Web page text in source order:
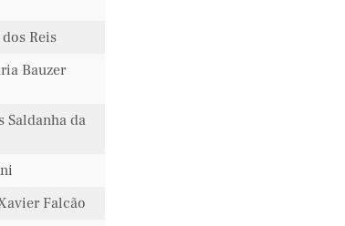
Reis
Bauzer
Saldanha da
Falcão